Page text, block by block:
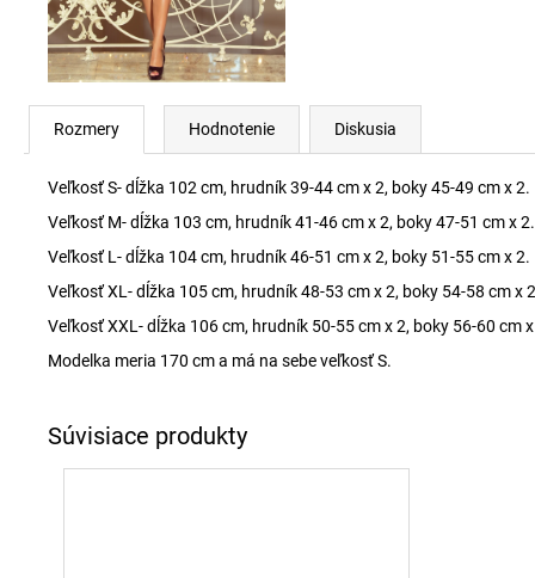
Rozmery Hodnotenie Diskusia
Veľkosť S- dĺžka 102 cm, hrudník 39-44 cm x 2, boky 45-49 cm x 2.
Veľkosť M- dĺžka 103 cm, hrudník 41-46 cm x 2, boky 47-51 cm x 2.
Veľkosť L- dĺžka 104 cm, hrudník 46-51 cm x 2, boky 51-55 cm x 2.
Veľkosť XL- dĺžka 105 cm, hrudník 48-53 cm x 2, boky 54-58 cm x
Veľkosť XXL- dĺžka 106 cm, hrudník 50-55 cm x 2, boky 56-60 cm
Modelka meria 170 cm a má na sebe veľkosť S.